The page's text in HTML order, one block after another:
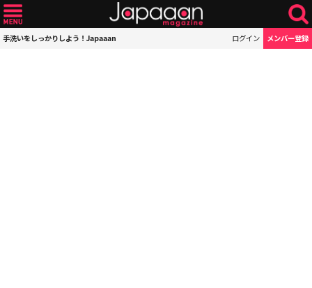
手洗いをしっかりしよう！Japaaan ログイン メンバー登録